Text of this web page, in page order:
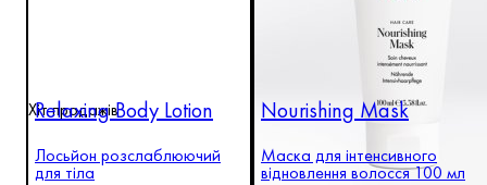
Хіт продажів
Relaxing Body Lotion
Лосьйон розслаблюючий
для тіла
Nourishing Mask
Маска для інтенсивного
відновлення волосся 100 мл